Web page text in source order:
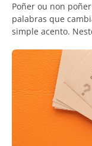
Poñer ou non
palabras que
simple acento.